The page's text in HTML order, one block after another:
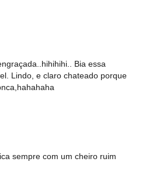
Bia essa
Lindo, e claro chateado porque
sempre com um cheiro ruim